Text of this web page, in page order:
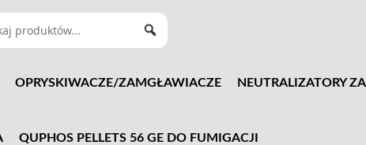
OPRYSKIWACZE/ZAMGŁAWIACZE NEUTRALIZATORY
QUPHOS PELLETS 56 GE DO FUMIGACJI